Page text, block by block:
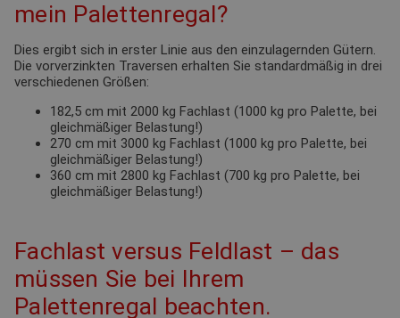
mein Palettenregal?
Dies ergibt sich in erster Linie aus den einzulagernden Gütern.
Die vorverzinkten Traversen erhalten Sie standardmäßig in drei
verschiedenen Größen:
182,5 cm mit 2000 kg Fachlast (1000 kg pro Palette, bei
gleichmäßiger Belastung!)
270 cm mit 3000 kg Fachlast (1000 kg pro Palette, bei
gleichmäßiger Belastung!)
360 cm mit 2800 kg Fachlast (700 kg pro Palette, bei
gleichmäßiger Belastung!)
Fachlast versus Feldlast – das
müssen Sie bei Ihrem
Palettenregal beachten.